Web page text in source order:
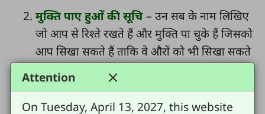
मुक्ति पाए हुओं की सूचि– उन सब के नाम लिखिए
जो आप से रिश्ते रखते हैं और मुक्ति पा चुके हैं जिसको
आप सिखा सकते हैं ताकि वे औरों को भी सिखा सकते
हैं कि खोये हुओं को प्रभु येशु के बारे कैसे बता सकते हैं.
Attention
On Tuesday, April 13, 2027, this website